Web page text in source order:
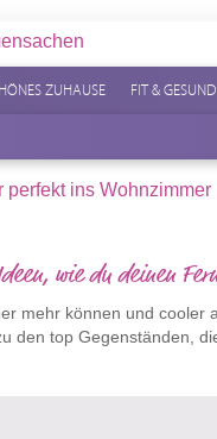
ZUHAUSE FIT & GESUND
wie du deinen
mehr können und cooler
den top Gegenständen,